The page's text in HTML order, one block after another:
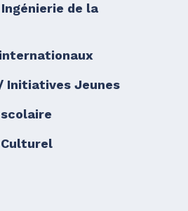
de la
Initiatives Jeunes